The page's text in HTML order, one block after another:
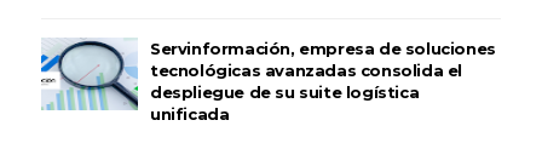
Servinformación, empresa de soluciones
tecnológicas avanzadas consolida el
despliegue de su suite logística
unificada